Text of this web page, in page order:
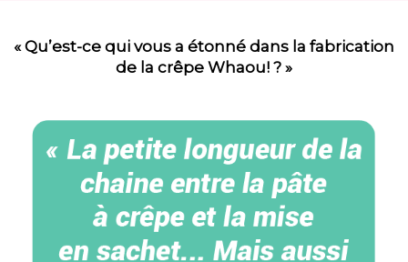
« Qu’est-ce qui vous a étonné dans la fabrication
de la crêpe Whaou! ? »